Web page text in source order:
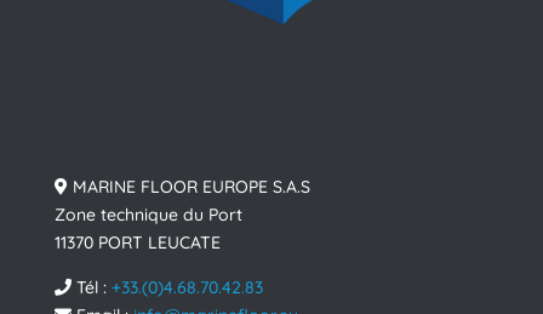
MARINE FLOOR EUROPE S.A.S
Zone technique du Port
11370 PORT LEUCATE
Tél : +33.(0)4.68.70.42.83